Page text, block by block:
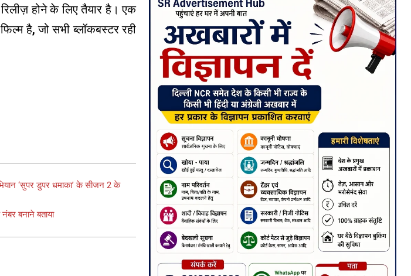
रिलीज़ होने के लिए तैयार है। एक
है, जो सभी ब्लॉकबस्टर रही
‘सुपर डुपर धमाका’ के सीजन 2 के
बनाने बताया